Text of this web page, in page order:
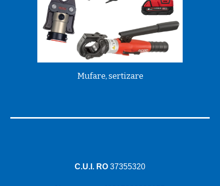
Mufare, sertizare
C.U.I. RO 37355320